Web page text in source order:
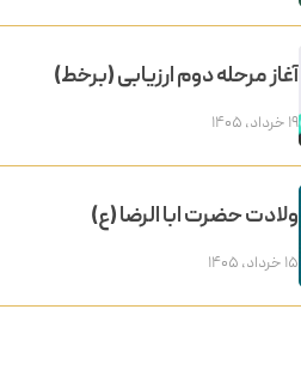
آغاز مرحله دوم ارزیابی (برخط)
۱۹ خرداد, ۱۴۰۵
ولادت حضرت ابا الرضا (ع)
۱۵ خرداد, ۱۴۰۵